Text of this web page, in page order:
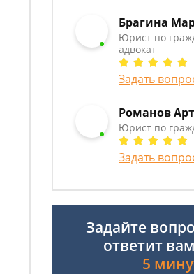
Брагина
Юрист по
адвокат
Задать
Романов
Юрист по
Задать
Задайте
ответит
5